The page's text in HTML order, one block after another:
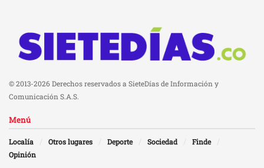
© 2013-2026 Derechos reservados a SieteDías de Información y
Comunicación S.A.S.
Menú
Localía Otros lugares Deporte Sociedad
Finde
Opinión